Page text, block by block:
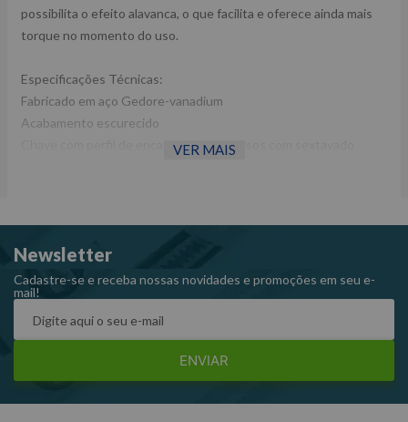
possibilita o efeito alavanca, o que facilita e oferece ainda mais
torque no momento do uso.
Especificações Técnicas:
Fabricado em aço Gedore-vanadium
Acabamento escurecido
Chave com perfil de encaixe para parafusos com sextavado
Ref:42L6
Garantia: 1 ano
Fabricante: GEDORE
-Imagens meramente ilustrativas
-Todas as informações divulgadas são de responsabilidade do
VER MAIS
Newsletter
Cadastre-se e receba nossas novidades e promoções em seu e-
mail!
ENVIAR